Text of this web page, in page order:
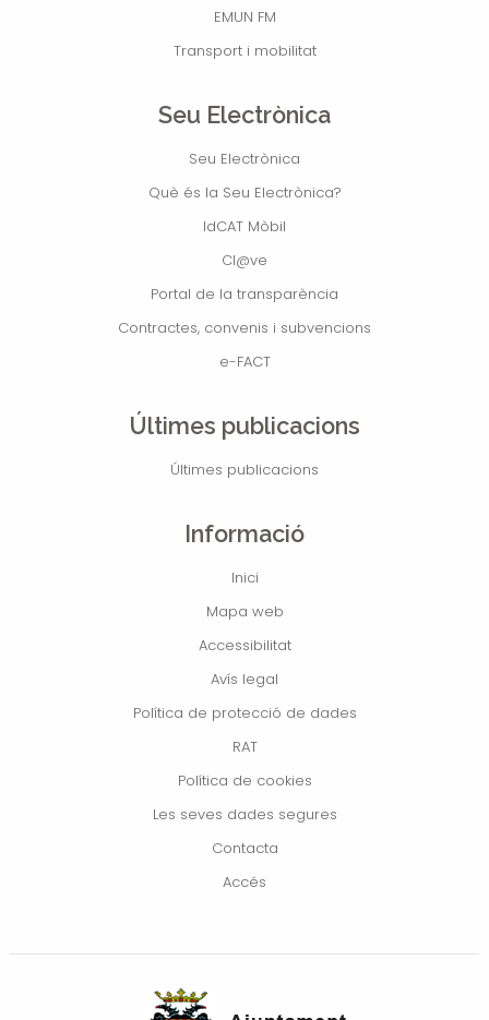
EMUN FM
Transport i mobilitat
Seu Electrònica
Seu Electrònica
Què és la Seu Electrònica?
IdCAT Mòbil
Cl@ve
Portal de la transparència
Contractes, convenis i subvencions
e-FACT
Últimes publicacions
Últimes publicacions
Informació
Inici
Mapa web
Accessibilitat
Avís legal
Política de protecció de dades
RAT
Política de cookies
Les seves dades segures
Contacta
Accés